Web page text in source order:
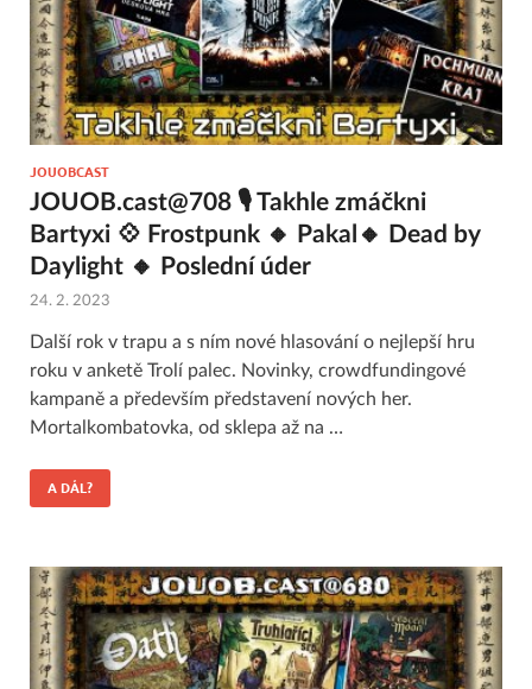
JOUOBCAST
JOUOB.cast@708 🎙 Takhle zmáčkni
Bartyxi 💠 Frostpunk 🔸 Pakal🔸 Dead by
Daylight 🔸 Poslední úder
24. 2. 2023
Další rok v trapu a s ním nové hlasování o nejlepší hru
roku v anketě Trolí palec. Novinky, crowdfundingové
kampaně a především představení nových her.
Mortalkombatovka, od sklepa až na …
A DÁL?